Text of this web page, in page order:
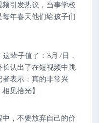
引发热议，当事学校
年春天他们给孩子们
辈子值了：3月7日，
认出了在短视频中跳
表示：真的非常兴
见拾光】
中，不要放弃自己的价